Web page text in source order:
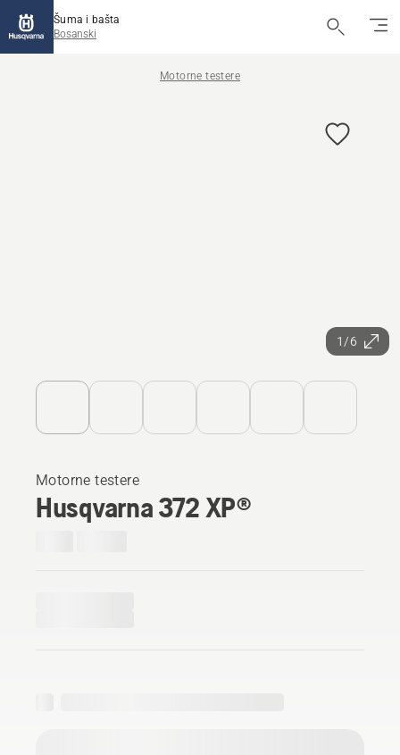
Šuma i bašta
Bosanski
Motorne testere
1/6
Motorne testere
Husqvarna 372 XP®